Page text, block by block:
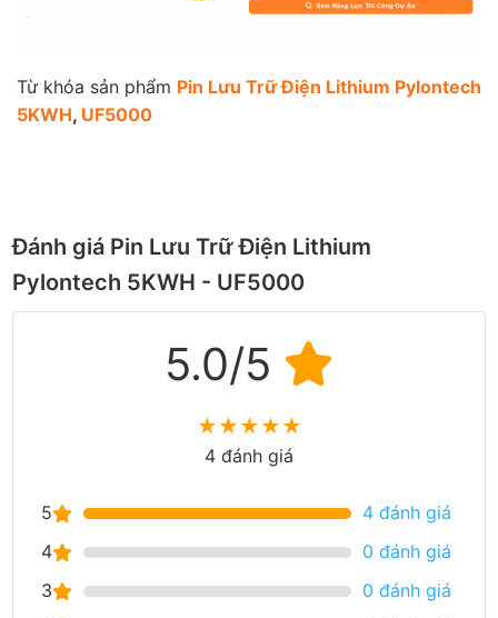
Từ khóa sản phẩm Pin Lưu Trữ Điện Lithium Pylontech
5KWH, UF5000
Đánh giá Pin Lưu Trữ Điện Lithium
Pylontech 5KWH - UF5000
5.0/5
★★★★★
4 đánh giá
5
4 đánh giá
4
0 đánh giá
3
0 đánh giá